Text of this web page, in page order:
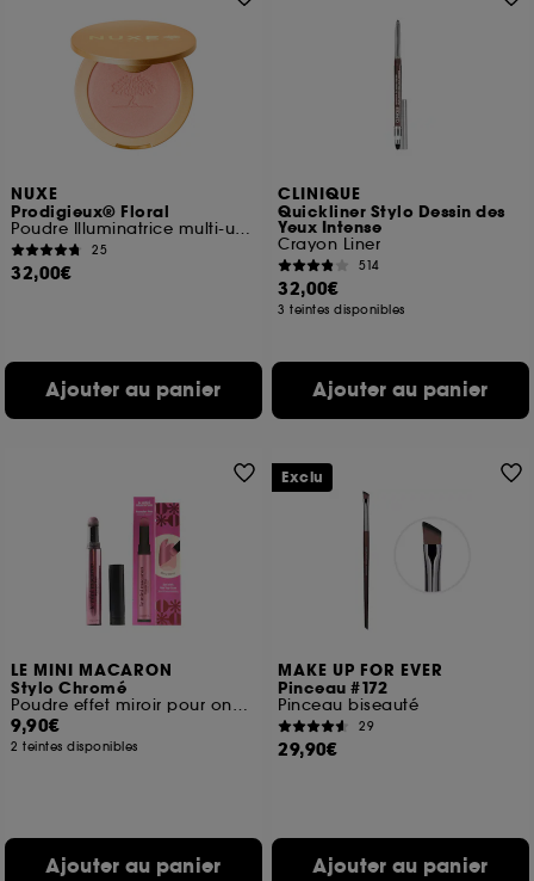
NUXE
Prodigieux® Floral
Poudre Illuminatrice multi-usages
25
32,00€
Ajouter au panier
CLINIQUE
Quickliner Stylo Dessin des
Yeux Intense
Crayon Liner
514
32,00€
3 teintes disponibles
Ajouter au panier
LE MINI MACARON
Stylo Chromé
Poudre effet miroir pour ongles
9,90€
2 teintes disponibles
Ajouter au panier
MAKE UP FOR EVER
Pinceau #172
Pinceau biseauté
29
29,90€
Ajouter au panier
Exclu